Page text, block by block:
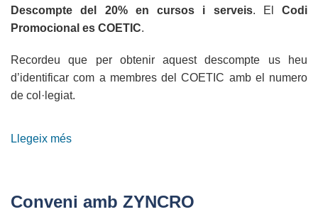
Descompte del 20% en cursos i serveis. El Codi
Promocional es COETIC.
Recordeu que per obtenir aquest descompte us heu
d’identificar com a membres del COETIC amb el numero
de col·legiat.
Llegeix més
English
Conveni amb ZYNCRO